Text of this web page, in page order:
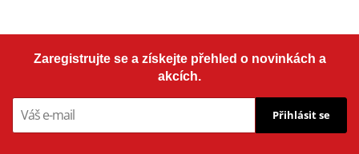
řadový, 2 válec, 4-taktní, vodou chlazený
Zaregistrujte se a získejte přehled o novinkách a
akcích.
Přihlásit se